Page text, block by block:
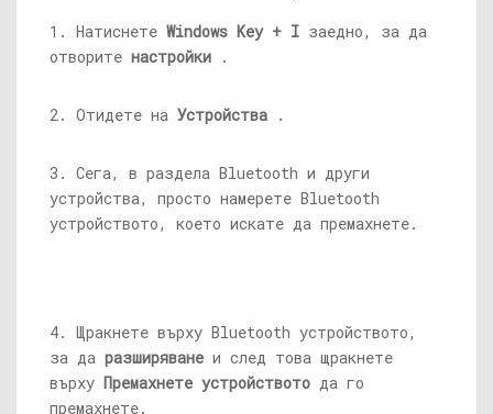
1. Натиснете Windows Key + I заедно, за да
отворите настройки .
2. Отидете на Устройства .
3. Сега, в раздела Bluetooth и други
устройства, просто намерете Bluetooth
устройството, което искате да премахнете.
4. Щракнете върху Bluetooth устройството,
за да разширяване и след това щракнете
върху Премахнете устройството да го
премахнете.